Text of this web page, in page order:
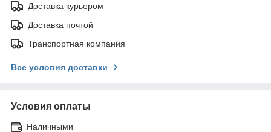
Доставка курьером
Доставка почтой
Транспортная компания
Все условия доставки
Условия оплаты
Наличными